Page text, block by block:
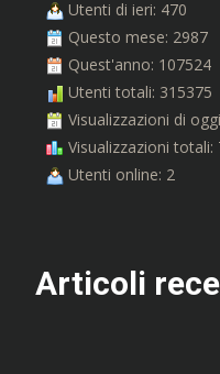
Utenti di ieri: 470
Questo mese: 2987
Quest'anno: 107524
Utenti totali: 315375
Visualizzazioni di
Visualizzazioni totali:
Utenti online: 2
Articoli